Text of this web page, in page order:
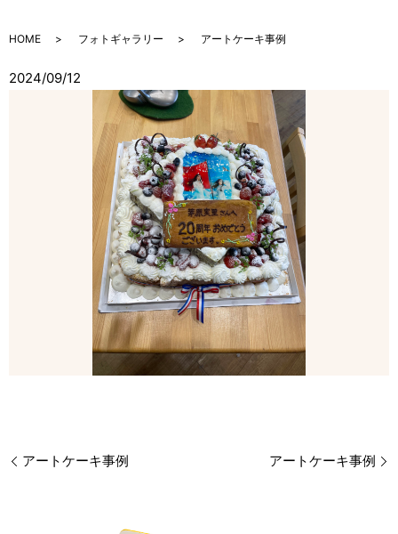
HOME フォトギャラリー アートケーキ事例
2024/09/12
アートケーキ事例 アートケーキ事例